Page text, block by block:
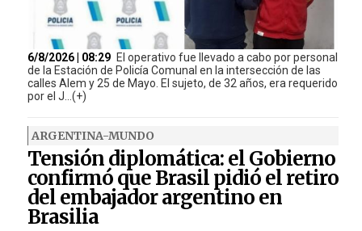
6/8/2026 | 08:29 El operativo fue llevado a cabo por personal
de la Estación de Policía Comunal en la intersección de las
calles Alem y 25 de Mayo. El sujeto, de 32 años, era requerido
por el J...(+)
ARGENTINA-MUNDO
Tensión diplomática: el Gobierno
confirmó que Brasil pidió el retiro
del embajador argentino en
Brasilia